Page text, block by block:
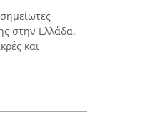
στην Ελλάδα.
και